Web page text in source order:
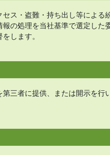
ス・盗難・持ち出し等による
の処理を当社基準で選定した
します。
三者に提供、または開示を行